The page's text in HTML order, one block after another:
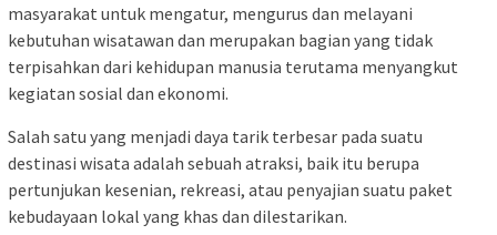
masyarakat untuk mengatur, mengurus dan melayani
kebutuhan wisatawan dan merupakan bagian yang tidak
terpisahkan dari kehidupan manusia terutama menyangkut
kegiatan sosial dan ekonomi.
Salah satu yang menjadi daya tarik terbesar pada suatu
destinasi wisata adalah sebuah atraksi, baik itu berupa
pertunjukan kesenian, rekreasi, atau penyajian suatu paket
kebudayaan lokal yang khas dan dilestarikan.